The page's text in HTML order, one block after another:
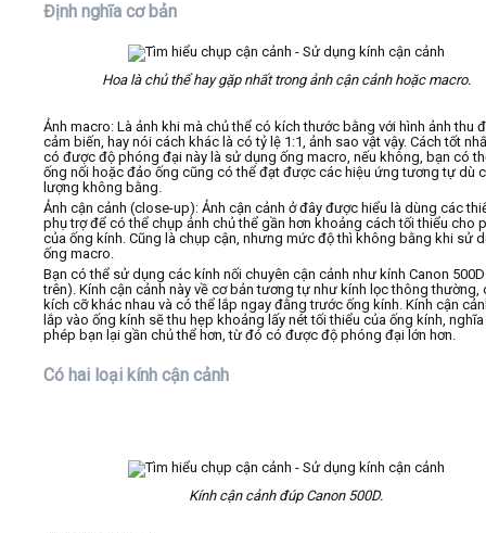
Tìm kiếm
Định nghĩa cơ bản
Hoa là chủ thể hay gặp nhất trong ảnh cận cảnh hoặc macro.
Ảnh macro: Là ảnh khi mà chủ thể có kích thước bằng với hình ảnh thu
cảm biến, hay nói cách khác là có tỷ lệ 1:1, ảnh sao vật vậy. Cách tốt
có được độ phóng đại này là sử dụng ống macro, nếu không, bạn có
ống nối hoặc đảo ống cũng có thể đạt được các hiệu ứng tương tự dù
lượng không bằng.
Ảnh cận cảnh (close-up): Ảnh cận cảnh ở đây được hiểu là dùng các
phụ trợ để có thể chụp ảnh chủ thể gần hơn khoảng cách tối thiểu cho
của ống kính. Cũng là chụp cận, nhưng mức độ thì không bằng khi sử
ống macro.
Bạn có thể sử dụng các kính nối chuyên cận cảnh như kính Canon
trên). Kính cận cảnh này về cơ bản tương tự như kính lọc thông thường,
kích cỡ khác nhau và có thể lắp ngay đằng trước ống kính. Kính cận
lắp vào ống kính sẽ thu hẹp khoảng lấy nét tối thiểu của ống kính,
phép bạn lại gần chủ thể hơn, từ đó có được độ phóng đại lớn hơn.
Có hai loại kính cận cảnh
Kính cận cảnh đúp Canon 500D.